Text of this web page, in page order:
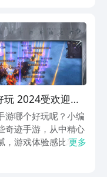
2024受欢迎的
游哪个好玩呢？小编
奇迹手游，从中精心
，游戏体验感比较强
兴趣的话，那么就
更多